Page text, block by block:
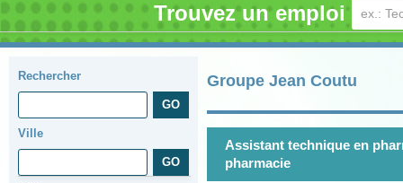
Trouvez un emploi
Rechercher
Ville
Groupe Jean Coutu
Assistant technique en
pharmacie